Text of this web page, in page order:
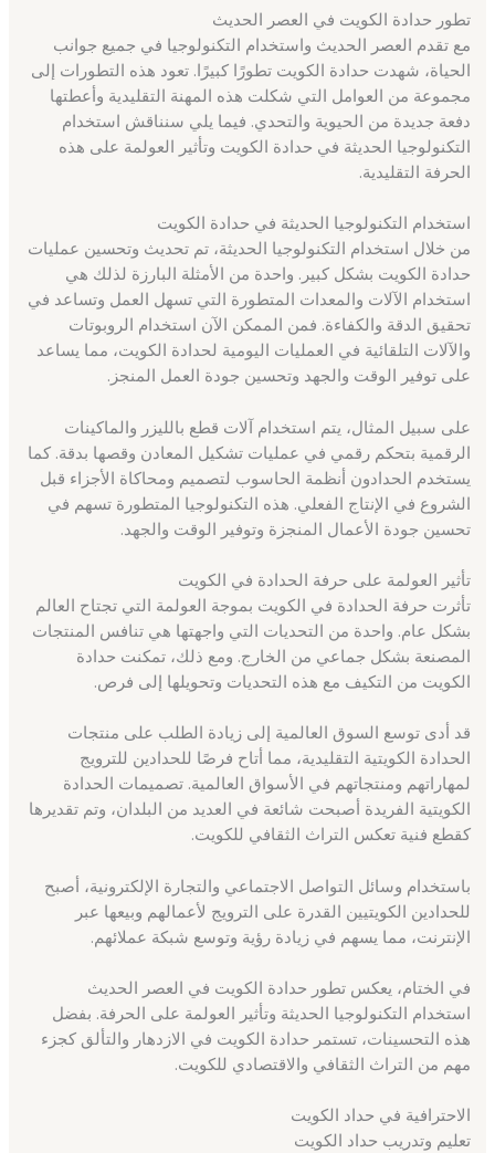
تطور حدادة الكويت في العصر الحديث
مع تقدم العصر الحديث واستخدام التكنولوجيا في جميع جوانب
الحياة، شهدت حدادة الكويت تطورًا كبيرًا. تعود هذه التطورات إلى
مجموعة من العوامل التي شكلت هذه المهنة التقليدية وأعطتها
دفعة جديدة من الحيوية والتحدي. فيما يلي سنناقش استخدام
التكنولوجيا الحديثة في حدادة الكويت وتأثير العولمة على هذه
الحرفة التقليدية.
استخدام التكنولوجيا الحديثة في حدادة الكويت
من خلال استخدام التكنولوجيا الحديثة، تم تحديث وتحسين عمليات
حدادة الكويت بشكل كبير. واحدة من الأمثلة البارزة لذلك هي
استخدام الآلات والمعدات المتطورة التي تسهل العمل وتساعد في
تحقيق الدقة والكفاءة. فمن الممكن الآن استخدام الروبوتات
والآلات التلقائية في العمليات اليومية لحدادة الكويت، مما يساعد
على توفير الوقت والجهد وتحسين جودة العمل المنجز.
على سبيل المثال، يتم استخدام آلات قطع بالليزر والماكينات
الرقمية بتحكم رقمي في عمليات تشكيل المعادن وقصها بدقة. كما
يستخدم الحدادون أنظمة الحاسوب لتصميم ومحاكاة الأجزاء قبل
الشروع في الإنتاج الفعلي. هذه التكنولوجيا المتطورة تسهم في
تحسين جودة الأعمال المنجزة وتوفير الوقت والجهد.
تأثير العولمة على حرفة الحدادة في الكويت
تأثرت حرفة الحدادة في الكويت بموجة العولمة التي تجتاح العالم
بشكل عام. واحدة من التحديات التي واجهتها هي تنافس المنتجات
المصنعة بشكل جماعي من الخارج. ومع ذلك، تمكنت حدادة
الكويت من التكيف مع هذه التحديات وتحويلها إلى فرص.
قد أدى توسع السوق العالمية إلى زيادة الطلب على منتجات
الحدادة الكويتية التقليدية، مما أتاح فرصًا للحدادين للترويج
لمهاراتهم ومنتجاتهم في الأسواق العالمية. تصميمات الحدادة
الكويتية الفريدة أصبحت شائعة في العديد من البلدان، وتم تقديرها
كقطع فنية تعكس التراث الثقافي للكويت.
باستخدام وسائل التواصل الاجتماعي والتجارة الإلكترونية، أصبح
للحدادين الكويتيين القدرة على الترويج لأعمالهم وبيعها عبر
الإنترنت، مما يسهم في زيادة رؤية وتوسع شبكة عملائهم.
في الختام، يعكس تطور حدادة الكويت في العصر الحديث
استخدام التكنولوجيا الحديثة وتأثير العولمة على الحرفة. بفضل
هذه التحسينات، تستمر حدادة الكويت في الازدهار والتألق كجزء
مهم من التراث الثقافي والاقتصادي للكويت.
الاحترافية في حداد الكويت
تعليم وتدريب حداد الكويت